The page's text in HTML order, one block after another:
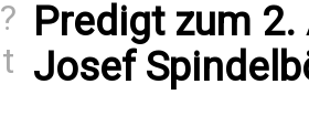
Predigt zum
Josef